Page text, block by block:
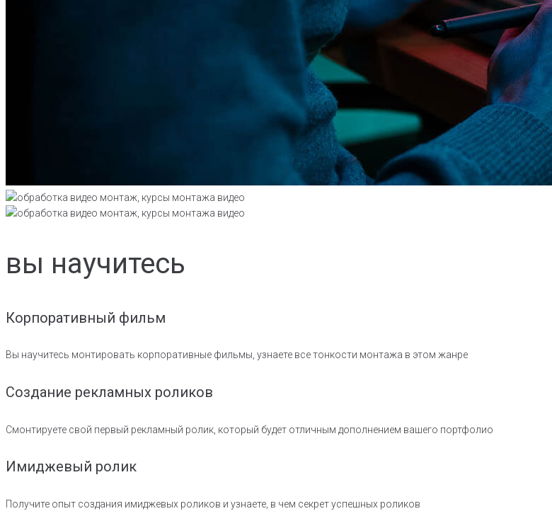
вы научитесь
Корпоративный фильм
Вы научитесь монтировать корпоративные фильмы, узнаете все тонкости монтажа в этом жанре
Создание рекламных роликов
Смонтируете свой первый рекламный ролик, который будет отличным дополнением вашего портфолио
Имиджевый ролик
Получите опыт создания имиджевых роликов и узнаете, в чем секрет успешных роликов